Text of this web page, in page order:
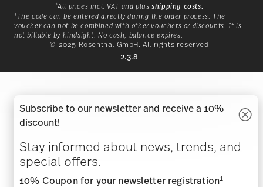
With a history that began in
1814 in Bavaria,
Hutschenreuther is a classic
with nature.
DISCOVER HUTSCHENREUTHER
*All prices incl. VAT and plusshipping costs.
1 The code can be entered directly during the order process. The
voucher can not be combined with other vouchers or discounts. It is
not billable by hindsight. No cash, balance expires.
© 2025 Rosenthal GmbH. All rights reserved
2.3.8
Subscribe to our newsletter and receive a 10%
discount!
Stay informed about news, trends, and
special offers.
10% Coupon for your newsletter registration1